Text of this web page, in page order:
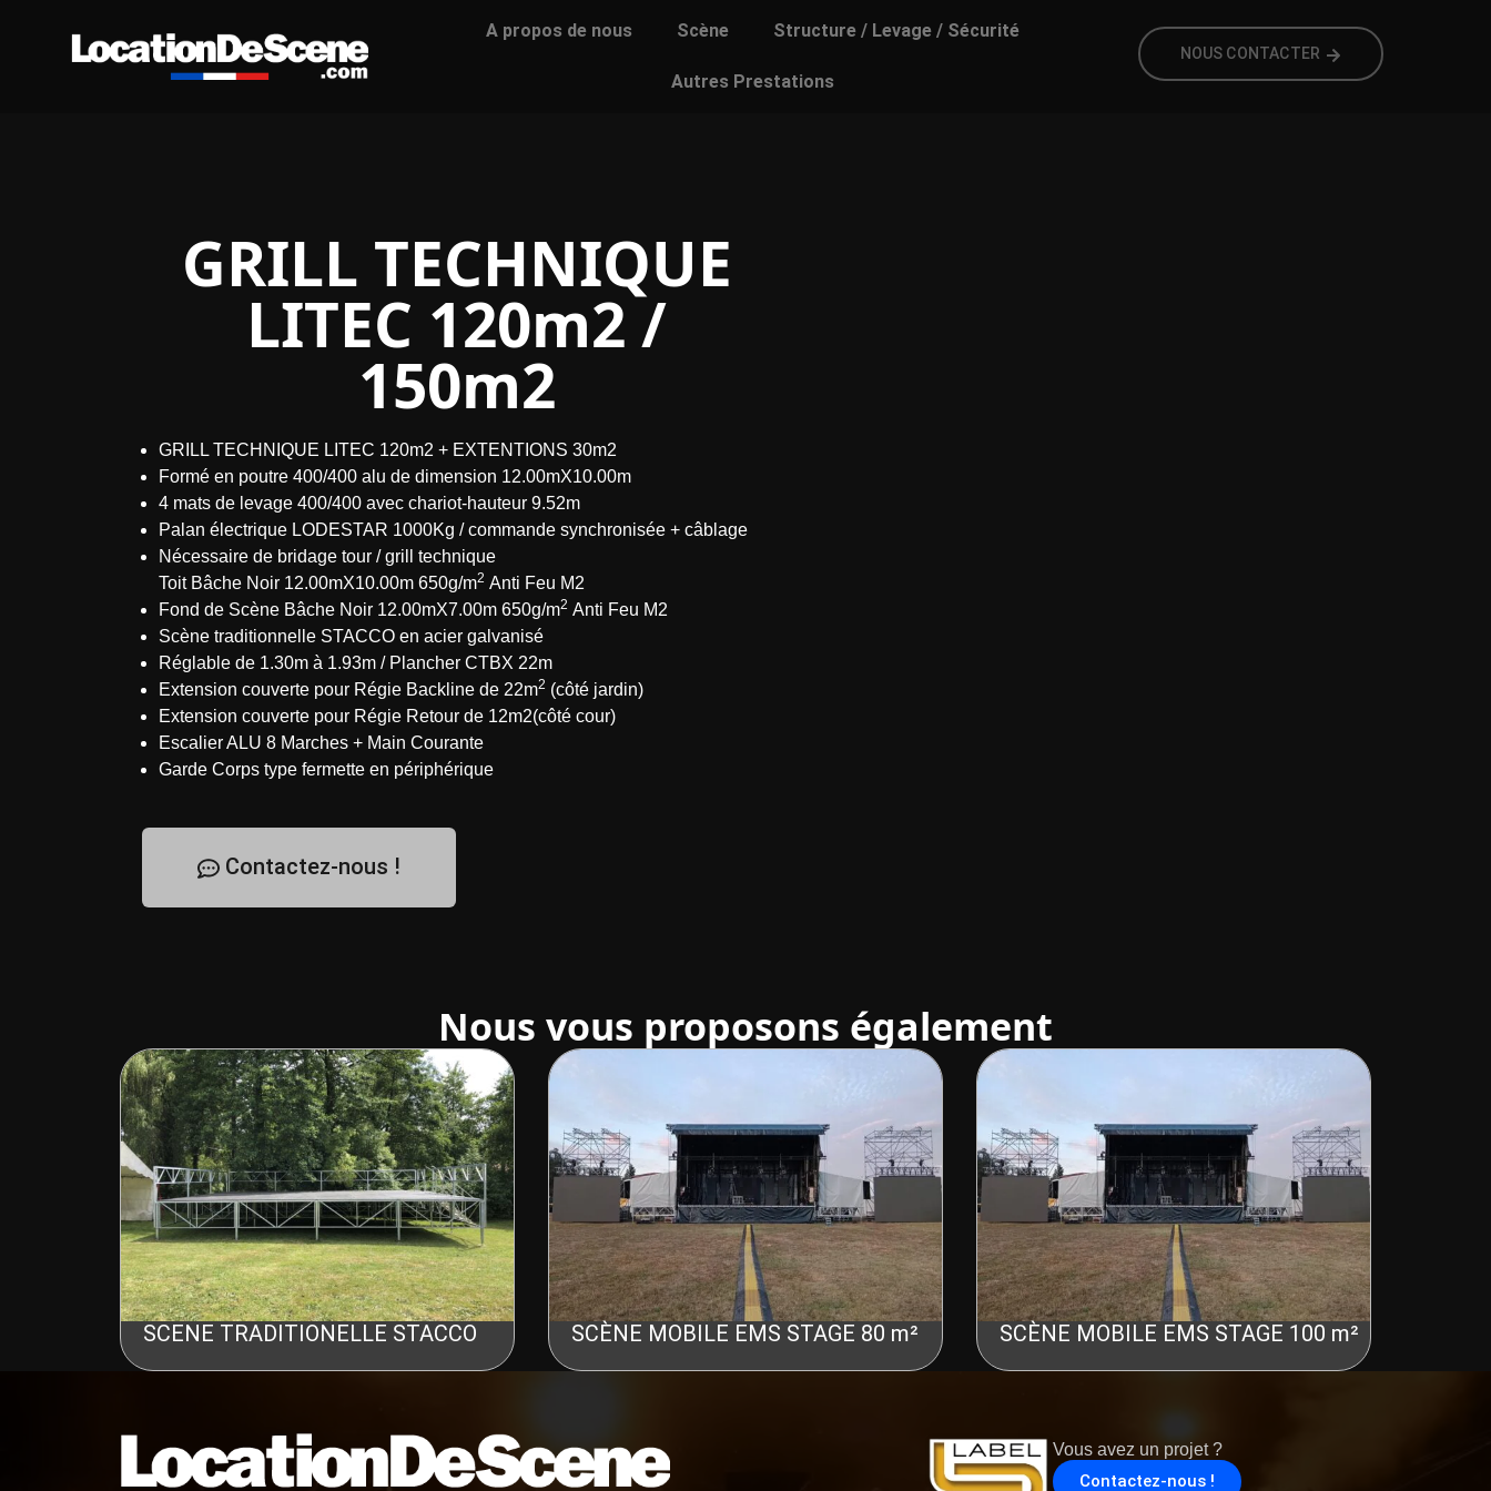
A propos de nous Scène Structure / Levage / Sécurité
Autres Prestations
NOUS CONTACTER
GRILL TECHNIQUE
LITEC 120m2 /
150m2
GRILL TECHNIQUE LITEC 120m2 + EXTENTIONS 30m2
Formé en poutre 400/400 alu de dimension 12.00mX10.00m
4 mats de levage 400/400 avec chariot-hauteur 9.52m
Palan électrique LODESTAR 1000Kg / commande synchronisée + câblage
Nécessaire de bridage tour / grill technique
Toit Bâche Noir 12.00mX10.00m 650g/m2 Anti Feu M2
Fond de Scène Bâche Noir 12.00mX7.00m 650g/m2 Anti Feu M2
Scène traditionnelle STACCO en acier galvanisé
Réglable de 1.30m à 1.93m / Plancher CTBX 22m
Extension couverte pour Régie Backline de 22m2 (côté jardin)
Extension couverte pour Régie Retour de 12m2(côté cour)
Escalier ALU 8 Marches + Main Courante
Garde Corps type fermette en périphérique
Contactez-nous !
Nous vous proposons également
SCENE TRADITIONELLE STACCO SCÈNE MOBILE EMS STAGE 80 m² SCÈNE MOBILE EMS STAGE 100 m²
Vous avez un projet ?
Contactez-nous !